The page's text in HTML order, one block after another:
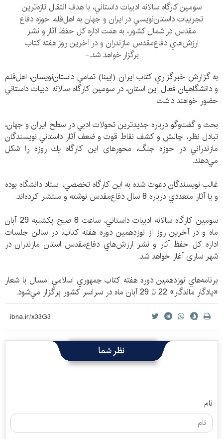
سومين كارگاه سالانه ادبيات داستاني، با هدف انتقال تازه‌ترين
تجربيات داستان‌نويسي در ايران و جهان به اهل‌قلم حوزه دفاع
مقدس در شمال كشور، به همت اداره كل حفظ آثار و نشر
ارزش‌هاي دفاع‌مقدس مازندران و در آخرين روز هفته كتاب
برگزار خواهد شد.-
به گزارش خبرگزاري كتاب ايران (ايبنا) تمامي داستان‌نويسان، اهل‌قلم
و دانشگاهيان فعال اين استان، در سومين كارگاه سالانه ادبيات داستاني
حضور خواهند داشت.
بحث و گفت‌وگو درباره جديدترين تحولات ادبي در سطح ايران و جهان،
تبادل نظر، چالش و كشف نقاط قوت و ضعف آثار داستاني نويسندگان
مازندراني در حوزه جنگ، محورهای اين كارگاه يك روزه را شكل
مي‌دهند.
غالب نويسندگان دعوت شده به اين كارگاه تخصصي، استاد دانشگاه بوده
و يا آثار متعددي درباره 8 سال دفاع‌مقدس نوشته و منتشر كرده‌اند.
سومين كارگاه سالانه ادبيات داستاني، ساعت 8 صبح يكشنبه 29 آبان
ماه و در آخرين روز از نوزدهمين دوره هفته كتاب، در سالن جلسات
اداره كل حفظ آثار و نشر ارزش‌هاي دفاع‌مقدس استان مازندران در
شهر ساری آغاز خواهد شد.
برنامه‌هاي نوزدهمين دوره هفته كتاب جمهوري اسلامي امسال با شعار
«يادگار ماندگار» 22 تا 29 آبان ماه در سراسر كشور برگزار مي‌شود.
نظر شما
نام